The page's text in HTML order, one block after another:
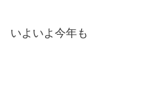
いよいよ今年も